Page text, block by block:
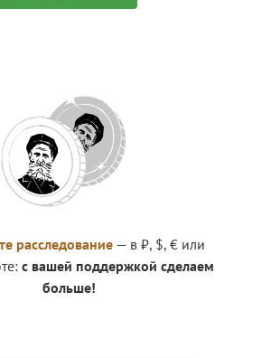
расследование — в ₽, $, € или
с вашей поддержкой сделаем
больше!